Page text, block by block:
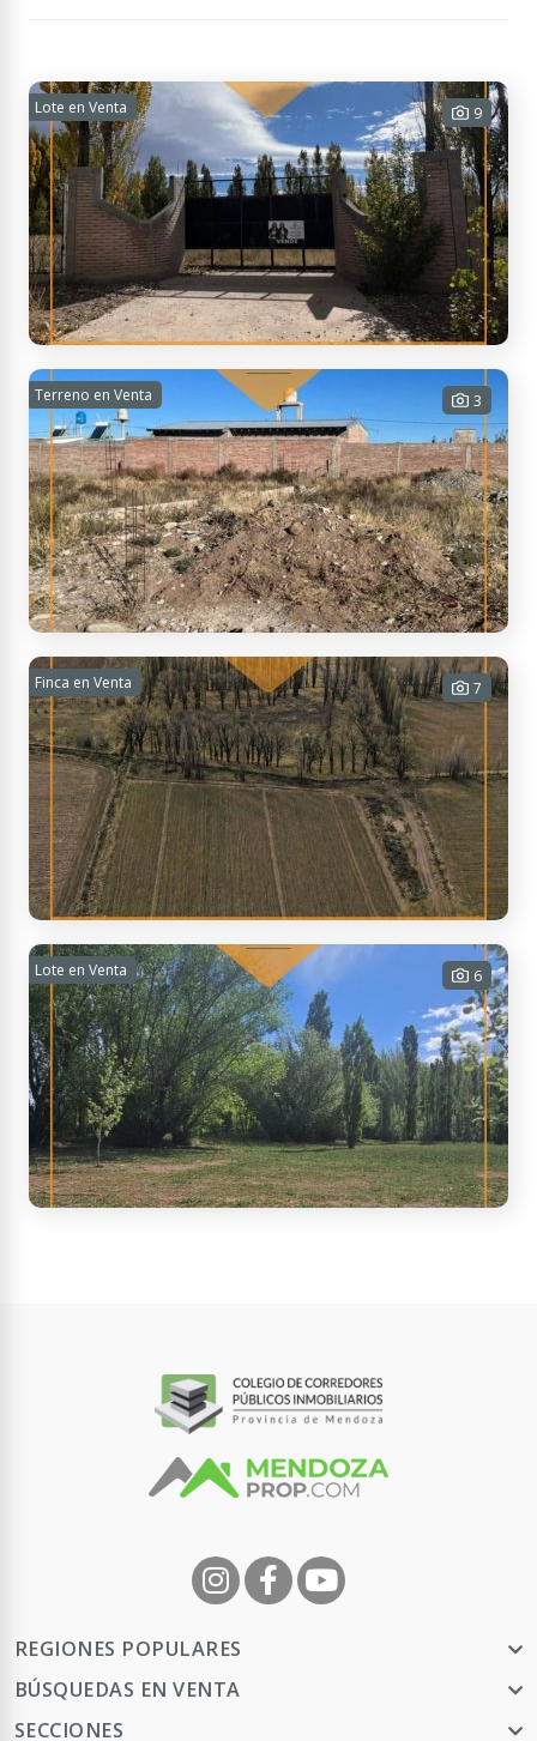
Lote en Venta 9
Malargüe, Mendoza, Argentina
Venta - Finca en Malargüe
3000 m² Tot.
USD 55.000 Contactar
Terreno en Venta 3
Malargüe, Mendoza, Argentina
VENTA | TERRENO EN B° 60° ANIVERSARIO
277 m² Tot.
USD 20.000 Contactar
Finca en Venta 7
Malargüe, Mendoza, Argentina
FINCA EN VENTA EN MALARGÜE - 7
HECTÁREAS CON GRAN POTENCIAL
70000 m² Tot.
USD 110.000 Contactar
Lote en Venta 6
APTO
REGIONES POPULARES
BÚSQUEDAS EN VENTA
SECCIONES